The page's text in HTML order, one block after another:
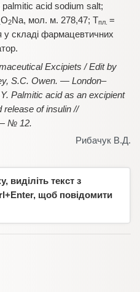
acid sodium salt;
O2Na, мол. м. 278,47; Tпл. =
у складі фармацевтичних
Excipiets / Edit by
S.C. Owen. — London–
Palmitic acid as an excipient
release of insulin //
№ 12.
Рибачук В.Д.
виділіть текст з
щоб повідомити